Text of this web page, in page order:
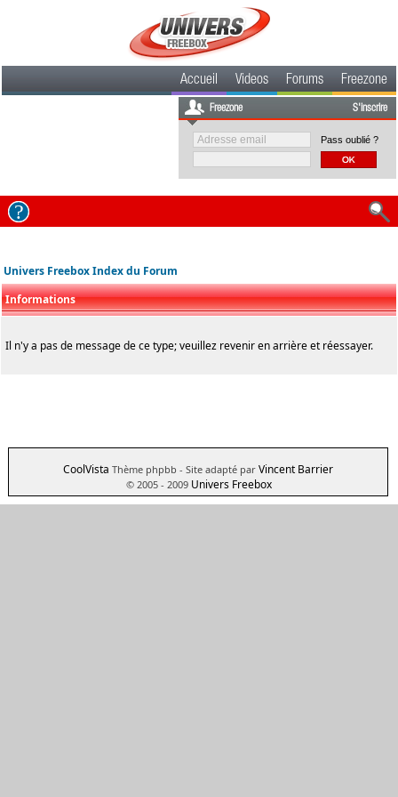
Accueil Videos Forums Freezone
Freezone S'inscrire
Pass oublié ?
Univers Freebox Index du Forum
Informations
Il n'y a pas de message de ce type; veuillez revenir en arrière et réessayer.
CoolVista Thème phpbb - Site adapté par Vincent Barrier
© 2005 - 2009 Univers Freebox